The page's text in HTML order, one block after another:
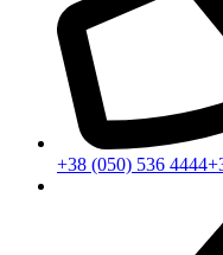
+38 (050) 536 4444